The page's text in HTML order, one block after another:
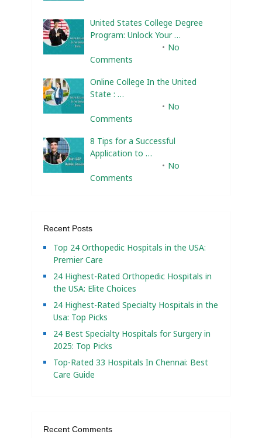
United States College Degree
Program: Unlock Your …
No
Comments
Online College In the United
State : …
No
Comments
8 Tips for a Successful
Application to …
No
Comments
Recent Posts
Top 24 Orthopedic Hospitals in the USA:
Premier Care
24 Highest-Rated Orthopedic Hospitals in
the USA: Elite Choices
24 Highest-Rated Specialty Hospitals in the
Usa: Top Picks
24 Best Specialty Hospitals for Surgery in
2025: Top Picks
Top-Rated 33 Hospitals In Chennai: Best
Care Guide
Recent Comments